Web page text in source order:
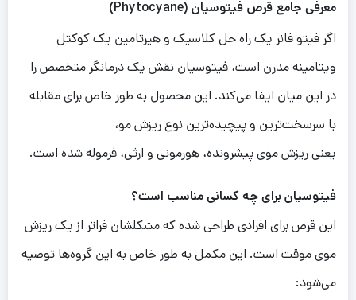
معرفی جامع قرص فیتوسیان (Phytocyane)
اگر فیتو فانر یک راه حل کلاسیک و هیرتامین یک کوکتل
ویتامینه مدرن است، فیتوسیان نقش یک درمانگر متخصص را
در این میان ایفا می‌کند. این محصول به طور خاص برای مقابله
با سرسخت‌ترین و پیچیده‌ترین نوع ریزش مو،
یعنی ریزش موی پیشرونده، هورمونی و ارثی، فرموله شده است.
فیتوسیانبرایچه کسانیمناسب است؟
این قرص برای افرادی طراحی شده که مشکلشان فراتر از یک ریزش
موی موقت است. این مکمل به طور خاص به این گروه‌ها توصیه
می‌شود: